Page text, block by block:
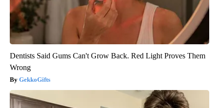
Dentists Said Gums Can't Grow Back. Red Light Proves Them
Wrong
GekkoGifts